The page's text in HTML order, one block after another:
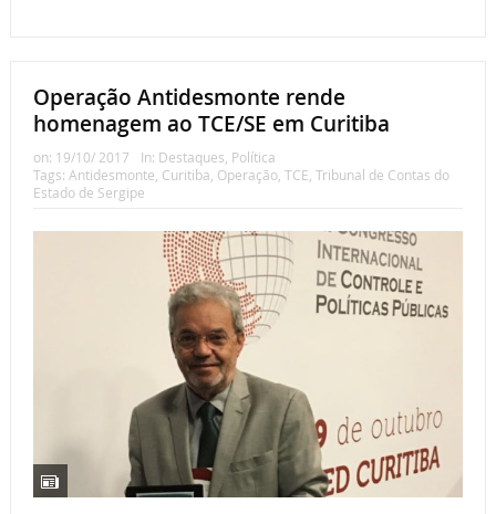
Operação Antidesmonte rende
homenagem ao TCE/SE em Curitiba
on: 19/10/ 2017 In: Destaques Política
Tags: Antidesmonte Curitiba Operação, TCE Tribunal de Contas do
Estado de Sergipe